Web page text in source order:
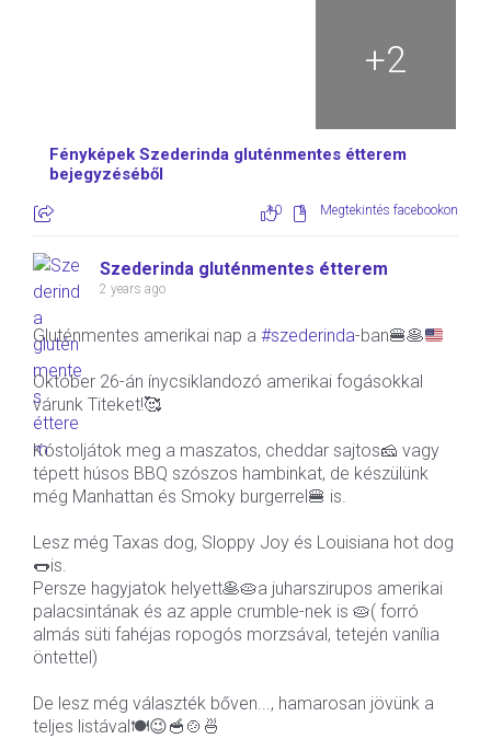
+2
Fényképek Szederinda gluténmentes étterem
bejegyzéséből
10 2 Megtekintés facebookon
Szederinda gluténmentes étterem
2 years ago
Gluténmentes amerikai nap a #szederinda-ban🍔🥞
Október 26-án ínycsiklandozó amerikai fogásokkal
várunk Titeket!🥰
Kóstoljátok meg a maszatos, cheddar sajtos🧀 vagy
tépett húsos BBQ szószos hambinkat, de készülünk
még Manhattan és Smoky burgerrel🍔 is.
Lesz még Taxas dog, Sloppy Joy és Louisiana hot dog
🌭is.
Persze hagyjatok helyett🥞🥧a juharszirupos amerikai
palacsintának és az apple crumble-nek is 🥧( forró
almás süti fahéjas ropogós morzsával, tetején vanília
öntettel)
De lesz még választék bőven..., hamarosan jövünk a
teljes listával🍽😉🥣🍲🍜